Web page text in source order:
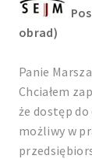
obrad)
Panie
Chciałem
że dostęp
możliwy w